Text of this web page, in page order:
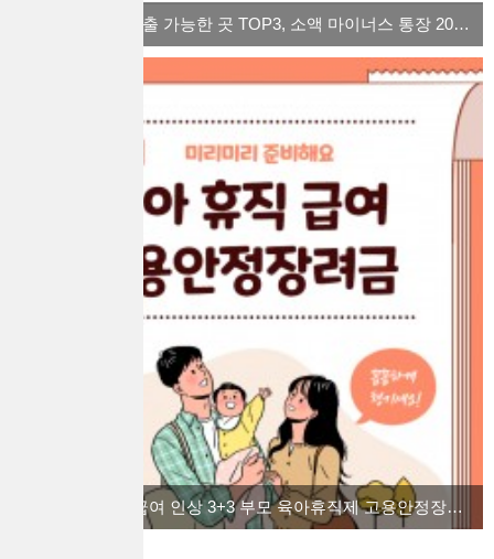
체크카드 소액대출 가능한 곳 TOP3, 소액 마이너스 통장 2022 ver.
2022 육아 휴직급여 인상 3+3 부모 육아휴직제 고용안정장려금을 알아보자